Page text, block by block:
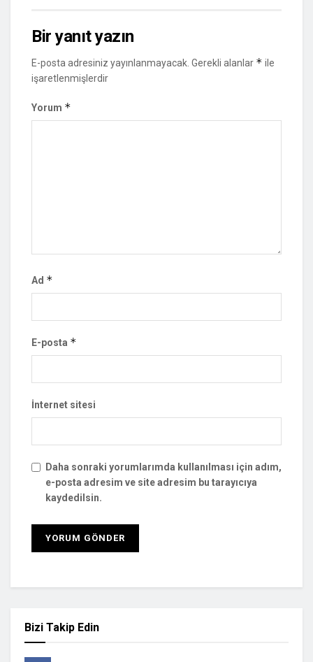
Bir yanıt yazın
E-posta adresiniz yayınlanmayacak. Gerekli alanlar * ile
işaretlenmişlerdir
Yorum *
Ad *
E-posta *
İnternet sitesi
Daha sonraki yorumlarımda kullanılması için adım,
e-posta adresim ve site adresim bu tarayıcıya
kaydedilsin.
Bizi Takip Edin